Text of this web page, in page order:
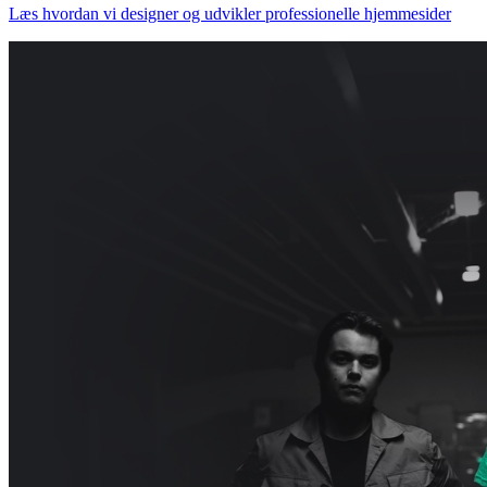
Læs hvordan vi designer og udvikler professionelle hjemmesider